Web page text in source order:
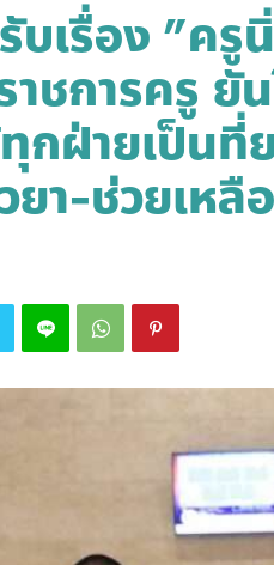
บเรื่อง ”ครู
าชการครู ยั
กฝ่ายเป็น
ยา-ช่วยเหลือ